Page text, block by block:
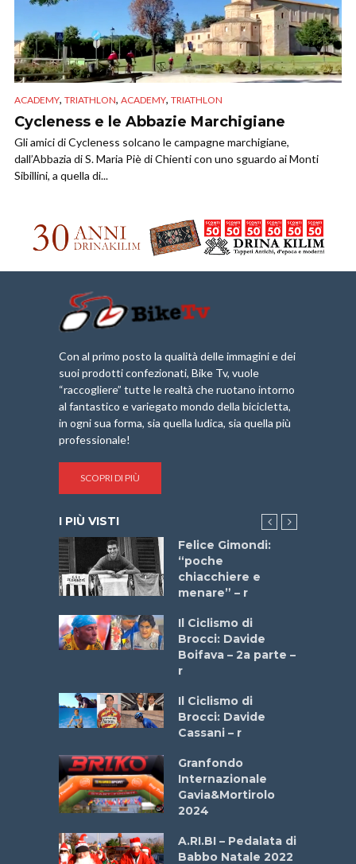
ACADEMY, TRIATHLON, ACADEMY, TRIATHLON
Cycleness e le Abbazie Marchigiane
Gli amici di Cycleness solcano le campagne marchigiane,
dall’Abbazia di S. Maria Piè di Chienti con uno sguardo ai Monti
Sibillini, a quella di...
Con al primo posto la qualità delle immagini e dei
suoi prodotti confezionati, Bike Tv, vuole
“raccogliere” tutte le realtà che ruotano intorno
al fantastico e variegato mondo della bicicletta,
in ogni sua forma, sia quella ludica, sia quella più
professionale!
SCOPRI DI PIÙ
I PIÙ VISTI
Felice Gimondi:
“poche
chiacchiere e
menare” – r
Il Ciclismo di
Brocci: Davide
Boifava – 2a parte –
r
Il Ciclismo di
Brocci: Davide
Cassani – r
Granfondo
Internazionale
Gavia&Mortirolo
2024
A.RI.BI – Pedalata di
Babbo Natale 2022